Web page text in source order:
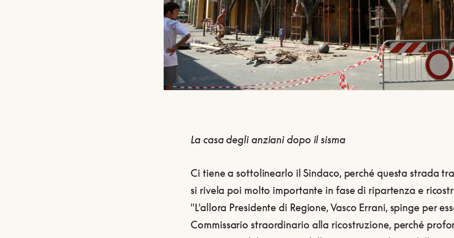
La casa degli anziani dopo il sisma
Ci tiene a sottolinearlo il Sindaco, perché questa strada
si rivela poi molto importante in fase di ripartenza e
"L'allora Presidente di Regione, Vasco Errani, spinge per
Commissario straordinario alla ricostruzione, perché